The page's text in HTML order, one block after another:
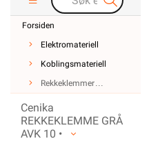
Forsiden
Elektromateriell
Koblingsmateriell
Rekkeklemmer
Cenika
REKKEKLEMME GRÅ
AVK 10 •